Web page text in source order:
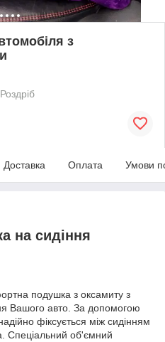
з
Роздріб
Доставка Оплата Умови
на сидіння
подушка з оксамиту з
Вашого авто. За допомогою
фіксується між сидінням
Спеціальний об'ємний